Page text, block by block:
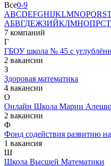
Все0-9
ABCDEFGHIJKLMNOPQRS
АБВГДЕЖЗИЙКЛМНОПРСТ
7 компаний
Г
ГБОУ школа № 45 с
2 вакансии
З
Здоровая математика
4 вакансии
О
Онлайн Школа Марии
2 вакансии
Ф
Фонд содействия развитию
1 вакансия
Ш
Школа Высшей Математики